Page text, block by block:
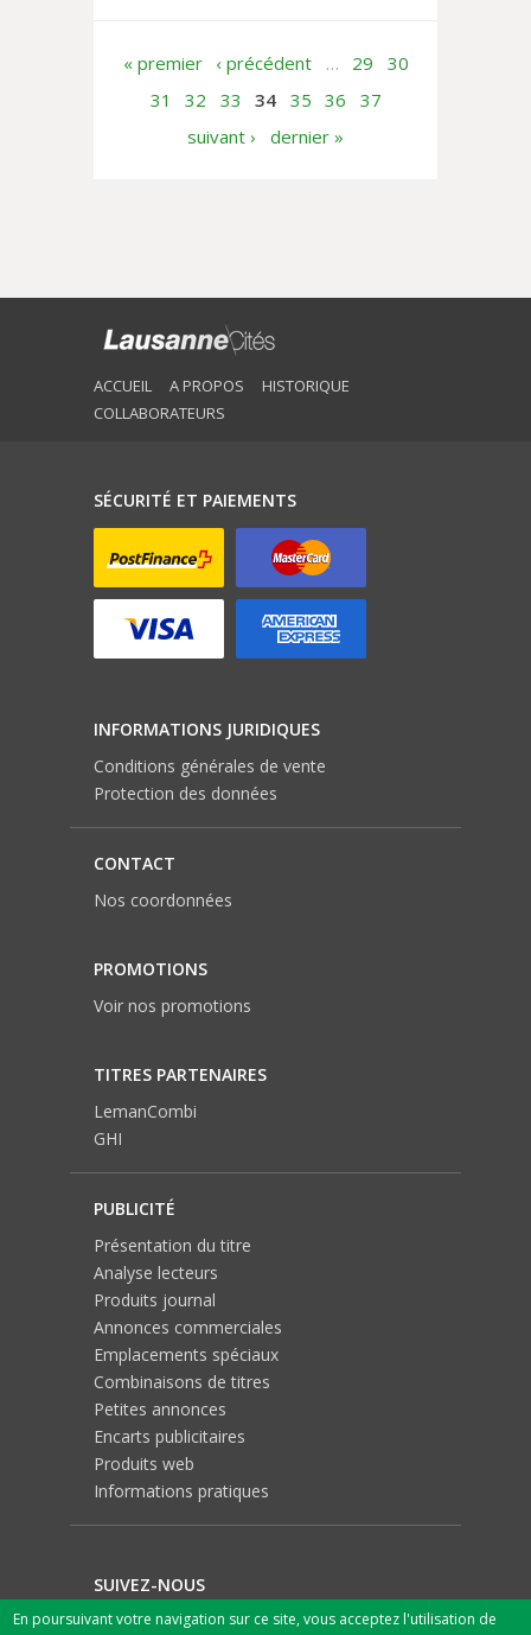
« premier ‹ précédent … 29
30
31
32 33 34 35 36
37
suivant ›
dernier »
ACCUEIL A PROPOS
HISTORIQUE
COLLABORATEURS
SÉCURITÉ ET PAIEMENTS
INFORMATIONS JURIDIQUES
Conditions générales de vente
Protection des données
CONTACT
Nos coordonnées
PROMOTIONS
Voir nos promotions
TITRES PARTENAIRES
LemanCombi
GHI
PUBLICITÉ
Présentation du titre
Analyse lecteurs
Produits journal
Annonces commerciales
Emplacements spéciaux
Combinaisons de titres
Petites annonces
Encarts publicitaires
Produits web
Informations pratiques
SUIVEZ-NOUS
En poursuivant votre navigation sur ce site, vous acceptez l'utilisation de